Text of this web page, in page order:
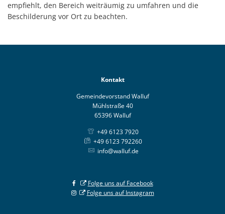
empfiehlt, den Bereich weiträumig zu umfahren und die
Beschilderung vor Ort zu beachten.
Kontakt
Gemeindevorstand Walluf
Mühlstraße 40
65396 Walluf
+49 6123 7920
+49 6123 792260
info@walluf.de
Folge uns auf Facebook
Folge uns auf Instagram